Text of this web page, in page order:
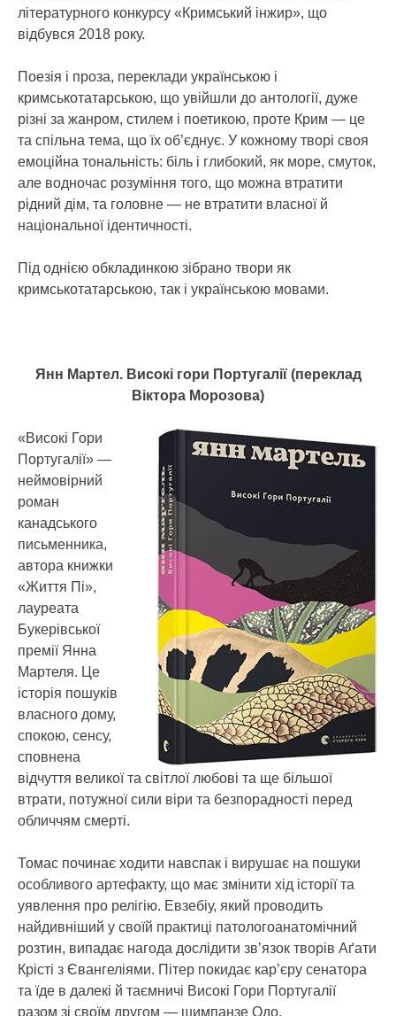
літературного конкурсу «Кримський інжир», що
відбувся 2018 року.
Поезія і проза, переклади українською і
кримськотатарською, що увійшли до антології, дуже
різні за жанром, стилем і поетикою, проте Крим — це
та спільна тема, що їх об’єднує. У кожному творі своя
емоційна тональність: біль і глибокий, як море, смуток,
але водночас розуміння того, що можна втратити
рідний дім, та головне — не втратити власної й
національної ідентичності.
Під однією обкладинкою зібрано твори як
кримськотатарською, так і українською мовами.
Янн Мартел. Високі гори Португалії (переклад
Віктора Морозова)
«Високі Гори
Португалії» —
неймовірний
роман
канадського
письменника,
автора книжки
«Життя Пі»,
лауреата
Букерівської
премії Янна
Мартеля. Це
історія пошуків
власного дому,
спокою, сенсу,
сповнена
відчуття великої та світлої любові та ще більшої
втрати, потужної сили віри та безпорадності перед
обличчям смерті.
Томас починає ходити навспак і вирушає на пошуки
особливого артефакту, що має змінити хід історії та
уявлення про релігію. Евзебіу, який проводить
найдивніший у своїй практиці патолого­анатомічний
розтин, випадає нагода дослідити звʼязок творів Аґати
Крісті з Євангеліями. Пітер покидає кар’єру сенатора
та їде в далекі й таємничі Високі Гори Португалії
разом зі своїм другом — шимпанзе Одо.